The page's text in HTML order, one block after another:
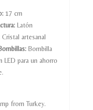
17 cm
Latón
Cristal artesanal
Bombilla
LED para un ahorro
from Turkey.